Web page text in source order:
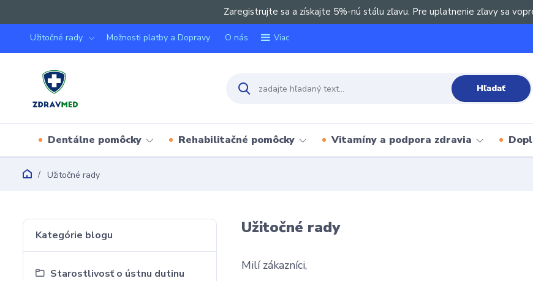
Zaregistrujte sa a získajte 5%-nú stálu zľavu. Pre uplatnenie zľavy sa
Užitočné rady Možnosti platby a Dopravy O nás Viac
Hľadať
Dentálne pomôcky Rehabilitačné pomôcky Vitamíny a podpora zdravia
Užitočné rady
Kategórie blogu
Starostlivosť o ústnu dutinu
Užitočné rady
Milí zákazníci,